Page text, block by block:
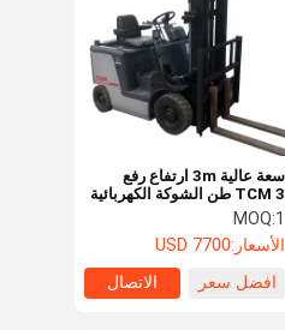
سعة عالية 3m ارتفاع رفع
TCM 3 طن الشوكة الكهربائية
MOQ:1
الأسعار:7700 USD
افضل سعر
الاتصال